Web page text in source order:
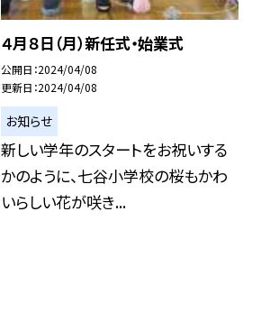
４月８日（月）新任式・始業式
公開日 2024/04/08
更新日 2024/04/08
お知らせ
新しい学年のスタートをお祝いする
かのように、七谷小学校の桜もかわ
いらしい花が咲き...